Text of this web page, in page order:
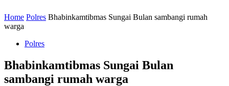
Home Polres Bhabinkamtibmas Sungai Bulan sambangi rumah
warga
Polres
Bhabinkamtibmas Sungai Bulan
sambangi rumah warga